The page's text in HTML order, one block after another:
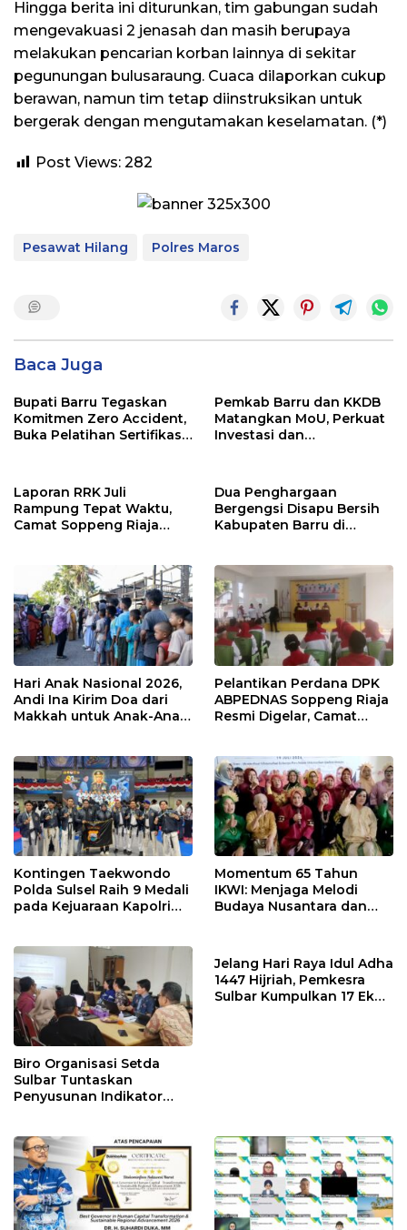
Hingga berita ini diturunkan, tim gabungan sudah
mengevakuasi 2 jenasah dan masih berupaya
melakukan pencarian korban lainnya di sekitar
pegunungan bulusaraung. Cuaca dilaporkan cukup
berawan, namun tim tetap diinstruksikan untuk
bergerak dengan mengutamakan keselamatan. (*)
Post Views: 282
Pesawat Hilang Polres Maros
Baca Juga
Bupati Barru Tegaskan
Komitmen Zero Accident,
Buka Pelatihan Sertifikasi
Pemkab Barru dan KKDB
Matangkan MoU, Perkuat
Investasi dan
Laporan RRK Juli
Rampung Tepat Waktu,
Camat Soppeng Riaja
Dua Penghargaan
Bergengsi Disapu Bersih
Kabupaten Barru di
Hari Anak Nasional 2026,
Andi Ina Kirim Doa dari
Makkah untuk Anak-Anak
Pelantikan Perdana DPK
ABPEDNAS Soppeng Riaja
Resmi Digelar, Camat
Kontingen Taekwondo
Polda Sulsel Raih 9 Medali
pada Kejuaraan Kapolri
Momentum 65 Tahun
IKWI: Menjaga Melodi
Budaya Nusantara dan
Biro Organisasi Setda
Sulbar Tuntaskan
Penyusunan Indikator
Jelang Hari Raya Idul Adha
1447 Hijriah, Pemkesra
Sulbar Kumpulkan 17 Ekor